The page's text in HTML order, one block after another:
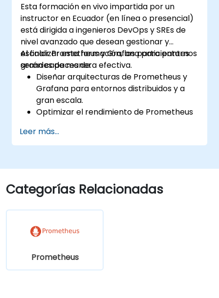
Esta formación en vivo impartida por un
instructor en Ecuador (en línea o presencial)
está dirigida a ingenieros DevOps y SREs de
nivel avanzado que desean gestionar y
escalar Prometheus y Grafana para entornos
grandes de manera efectiva.
Al finalizar esta formación, los participantes
serán capaces de:
Diseñar arquitecturas de Prometheus y
Grafana para entornos distribuidos y a
gran escala.
Optimizar el rendimiento de Prometheus
Configurar Grafana para gestionar
grandes conjuntos de datos y
Implementar estrategias avanzadas de
resolución de problemas y escalabilidad.
Leer más...
Categorías Relacionadas
Prometheus